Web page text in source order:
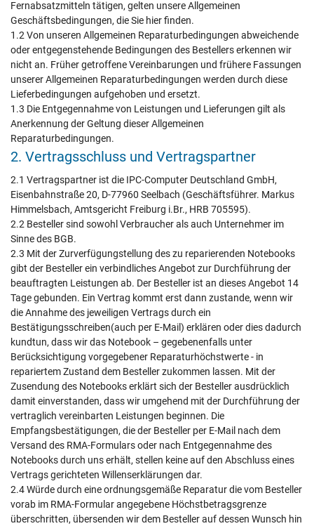
Fernabsatzmitteln tätigen, gelten unsere Allgemeinen
Geschäftsbedingungen, die Sie hier finden.
1.2 Von unseren Allgemeinen Reparaturbedingungen abweichende
oder entgegenstehende Bedingungen des Bestellers erkennen wir
nicht an. Früher getroffene Vereinbarungen und frühere Fassungen
unserer Allgemeinen Reparaturbedingungen werden durch diese
Lieferbedingungen aufgehoben und ersetzt.
1.3 Die Entgegennahme von Leistungen und Lieferungen gilt als
Anerkennung der Geltung dieser Allgemeinen
Reparaturbedingungen.
2. Vertragsschluss und Vertragspartner
2.1 Vertragspartner ist die IPC-Computer Deutschland GmbH,
Eisenbahnstraße 20, D-77960 Seelbach (Geschäftsführer. Markus
Himmelsbach, Amtsgericht Freiburg i.Br., HRB 705595).
2.2 Besteller sind sowohl Verbraucher als auch Unternehmer im
Sinne des BGB.
2.3 Mit der Zurverfügungstellung des zu reparierenden Notebooks
gibt der Besteller ein verbindliches Angebot zur Durchführung der
beauftragten Leistungen ab. Der Besteller ist an dieses Angebot 14
Tage gebunden. Ein Vertrag kommt erst dann zustande, wenn wir
die Annahme des jeweiligen Vertrags durch ein
Bestätigungsschreiben(auch per E-Mail) erklären oder dies dadurch
kundtun, dass wir das Notebook – gegebenenfalls unter
Berücksichtigung vorgegebener Reparaturhöchstwerte - in
repariertem Zustand dem Besteller zukommen lassen. Mit der
Zusendung des Notebooks erklärt sich der Besteller ausdrücklich
damit einverstanden, dass wir umgehend mit der Durchführung der
vertraglich vereinbarten Leistungen beginnen. Die
Empfangsbestätigungen, die der Besteller per E-Mail nach dem
Versand des RMA-Formulars oder nach Entgegennahme des
Notebooks durch uns erhält, stellen keine auf den Abschluss eines
Vertrags gerichteten Willenserklärungen dar.
2.4 Würde durch eine ordnungsgemäße Reparatur die vom Besteller
vorab im RMA-Formular angegebene Höchstbetragsgrenze
überschritten, übersenden wir dem Besteller auf dessen Wunsch hin